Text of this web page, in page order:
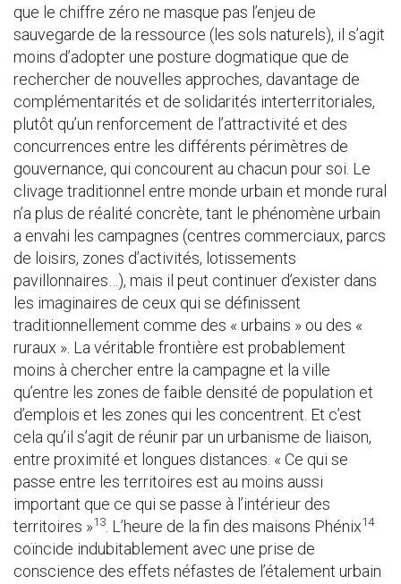
que le chiffre zéro ne masque pas l’enjeu de
sauvegarde de la ressource (les sols naturels), il s’agit
moins d’adopter une posture dogmatique que de
rechercher de nouvelles approches, davantage de
complémentarités et de solidarités interterritoriales,
plutôt qu’un renforcement de l’attractivité et des
concurrences entre les différents périmètres de
gouvernance, qui concourent au chacun pour soi. Le
clivage traditionnel entre monde urbain et monde rural
n’a plus de réalité concrète, tant le phénomène urbain
a envahi les campagnes (centres commerciaux, parcs
de loisirs, zones d’activités, lotissements
pavillonnaires…), mais il peut continuer d’exister dans
les imaginaires de ceux qui se définissent
traditionnellement comme des « urbains » ou des «
ruraux ». La véritable frontière est probablement
moins à chercher entre la campagne et la ville
qu’entre les zones de faible densité de population et
d’emplois et les zones qui les concentrent. Et c’est
cela qu’il s’agit de réunir par un urbanisme de liaison,
entre proximité et longues distances. « Ce qui se
passe entre les territoires est au moins aussi
important que ce qui se passe à l’intérieur des
territoires »13 . L’heure de la fin des maisons Phénix14
coïncide indubitablement avec une prise de
conscience des effets néfastes de l’étalement urbain